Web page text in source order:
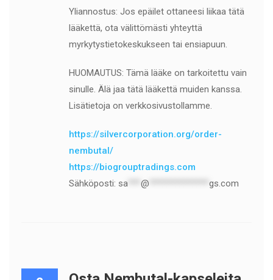
Yliannostus: Jos epäilet ottaneesi liikaa tätä
lääkettä, ota välittömästi yhteyttä
myrkytystietokeskukseen tai ensiapuun.
HUOMAUTUS: Tämä lääke on tarkoitettu vain
sinulle. Älä jaa tätä lääkettä muiden kanssa.
Lisätietoja on verkkosivustollamme.
https://silvercorporation.org/order-
nembutal/
https://biogrouptradings.com
Sähköposti: sa @ gs.com